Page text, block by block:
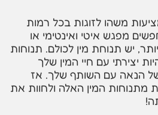
משהו לזוגות בכל רמות
מפגש איטי ואינטימי או
יש תנוחת מין לכולם. תנוחות
יצירתי עם חיי המין שלך
של הנאה עם השותף שלך. אז
המין האלה ולחוות את